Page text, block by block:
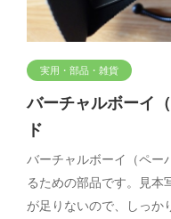
実用・部品・雑貨
バーチャルボーイ
ド
バーチャルボーイ（ペー
るための部品です。見本
が足りないので、しっか